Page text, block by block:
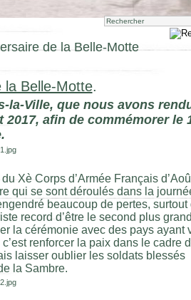
de la Belle-Motte
la Belle-Motte.
la-Ville, que nous avons
afin de commémorer le
Xè Corps d’Armée Français
qui se sont déroulés dans la
beaucoup de pertes, surtout
record d’être le second plus grand
la cérémonie avec des pays ayant
renforcer la paix dans le cadre
laisser oublier les soldats blessés
la Sambre.